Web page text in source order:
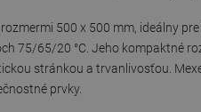
500 x 500 mm, ideálny
75/65/20 °C. Jeho kompaktné
stránkou a trvanlivosťou.
prvky.